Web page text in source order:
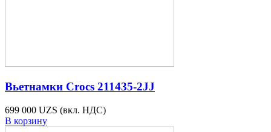
Вьетнамки Crocs 211435-2JJ
699 000 UZS (вкл. НДС)
В корзину